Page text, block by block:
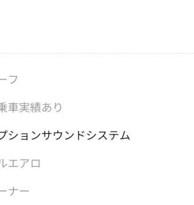
フ
車実績あり
ションサウンドシステム
エアロ
ナー